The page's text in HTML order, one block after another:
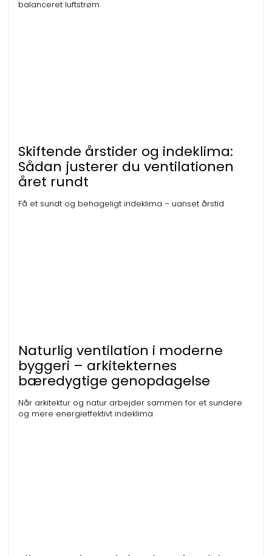
balanceret luftstrøm
Skiftende årstider og indeklima:
Sådan justerer du ventilationen
året rundt
Få et sundt og behageligt indeklima – uanset årstid
Naturlig ventilation i moderne
byggeri – arkitekternes
bæredygtige genopdagelse
Når arkitektur og natur arbejder sammen for et sundere
og mere energieffektivt indeklima